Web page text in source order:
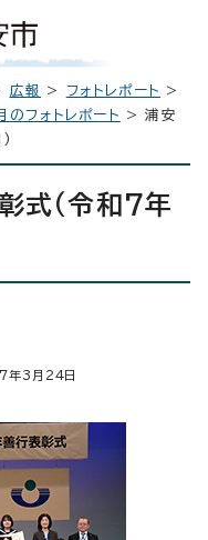
広報 > フォトレポート
>
フォトレポート
> 浦安
式（令和7年
3月 24日